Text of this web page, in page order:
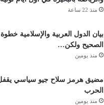
منذ 22 ساعة
بيان الدول العربية والإسلامية
الصحيح ولكن…
منذ يومين
مضيق هرمز سلاح جيو سياسي
الحرب
منذ يومين